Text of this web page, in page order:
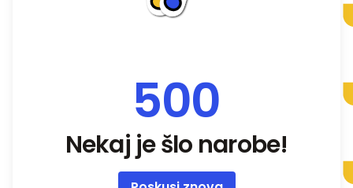
500
Nekaj je šlo narobe!